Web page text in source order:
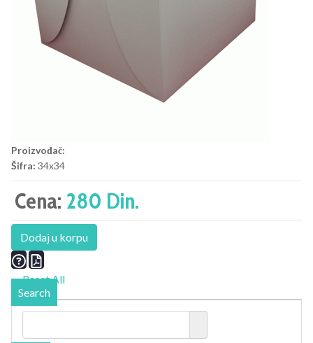
Proizvođač:
Šifra: 34x34
Cena: 280 Din.
Dodaj u korpu
Reset All
Search